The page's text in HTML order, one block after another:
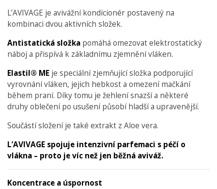
L’AVIVAGE je avivážní kondicionér postavený na
kombinaci dvou aktivních složek.
Antistatická složka pomáhá omezovat elektrostatický
náboj a přispívá k základnímu zjemnění vláken.
Elastil® ME je speciální zjemňující složka podporující
vyrovnání vláken, jejich hebkost a omezení mačkání
během praní. Díky tomu je žehlení snazší a některé
druhy oblečení po usušení působí hladší a upravenější.
Součástí složení je také extrakt z Aloe vera.
L’AVIVAGE spojuje intenzivní parfemaci s péčí o
vlákna – proto je víc než jen běžná aviváž.
Koncentrace a úspornost